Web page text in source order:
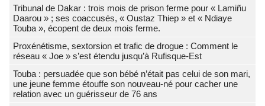
Tribunal de Dakar : trois mois de prison ferme pour « Lamiñu
Daarou » ; ses coaccusés, « Oustaz Thiep » et « Ndiaye
Touba », écopent de deux mois ferme.
Proxénétisme, sextorsion et trafic de drogue : Comment le
réseau « Joe » s’est étendu jusqu’à Rufisque-Est
Touba : persuadée que son bébé n’était pas celui de son mari,
une jeune femme étouffe son nouveau-né pour cacher une
relation avec un guérisseur de 76 ans